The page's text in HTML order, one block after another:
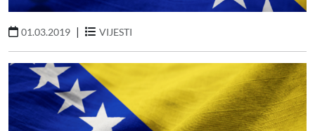
01.03.2019 | VIJESTI